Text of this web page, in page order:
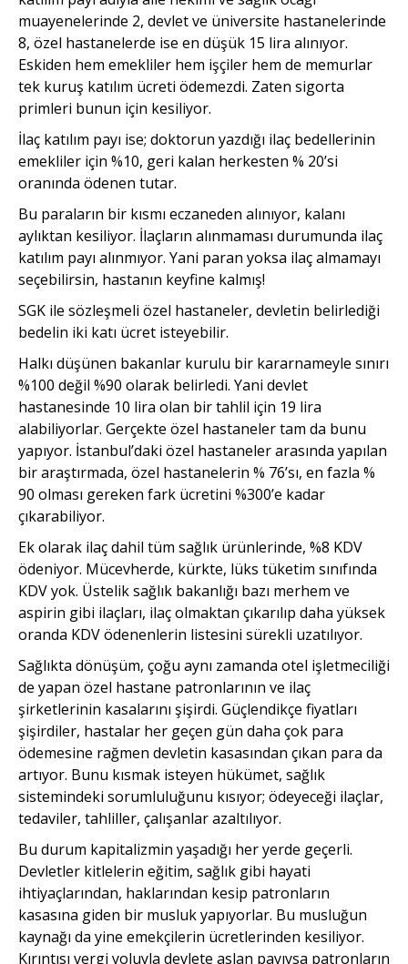
muayenelerinde 2, devlet ve üniversite hastanelerinde
8, özel hastanelerde ise en düşük 15 lira alınıyor.
Eskiden hem emekliler hem işçiler hem de memurlar
tek kuruş katılım ücreti ödemezdi. Zaten sigorta
primleri bunun için kesiliyor.
İlaç katılım payı ise; doktorun yazdığı ilaç bedellerinin
emekliler için %10, geri kalan herkesten % 20’si
oranında ödenen tutar.
Bu paraların bir kısmı eczaneden alınıyor, kalanı
aylıktan kesiliyor. İlaçların alınmaması durumunda ilaç
katılım payı alınmıyor. Yani paran yoksa ilaç almamayı
seçebilirsin, hastanın keyfine kalmış!
SGK ile sözleşmeli özel hastaneler, devletin belirlediği
bedelin iki katı ücret isteyebilir.
Halkı düşünen bakanlar kurulu bir kararnameyle sınırı
%100 değil %90 olarak belirledi. Yani devlet
hastanesinde 10 lira olan bir tahlil için 19 lira
alabiliyorlar. Gerçekte özel hastaneler tam da bunu
yapıyor. İstanbul’daki özel hastaneler arasında yapılan
bir araştırmada, özel hastanelerin % 76’sı, en fazla %
90 olması gereken fark ücretini %300’e kadar
çıkarabiliyor.
Ek olarak ilaç dahil tüm sağlık ürünlerinde, %8 KDV
ödeniyor. Mücevherde, kürkte, lüks tüketim sınıfında
KDV yok. Üstelik sağlık bakanlığı bazı merhem ve
aspirin gibi ilaçları, ilaç olmaktan çıkarılıp daha yüksek
oranda KDV ödenenlerin listesini sürekli uzatılıyor.
Sağlıkta dönüşüm, çoğu aynı zamanda otel işletmeciliği
de yapan özel hastane patronlarının ve ilaç
şirketlerinin kasalarını şişirdi. Güçlendikçe fiyatları
şişirdiler, hastalar her geçen gün daha çok para
ödemesine rağmen devletin kasasından çıkan para da
artıyor. Bunu kısmak isteyen hükümet, sağlık
sistemindeki sorumluluğunu kısıyor; ödeyeceği ilaçlar,
tedaviler, tahliller, çalışanlar azaltılıyor.
Bu durum kapitalizmin yaşadığı her yerde geçerli.
Devletler kitlelerin eğitim, sağlık gibi hayati
ihtiyaçlarından, haklarından kesip patronların
kasasına giden bir musluk yapıyorlar. Bu musluğun
kaynağı da yine emekçilerin ücretlerinden kesiliyor.
Kırıntısı vergi yoluyla devlete aslan payıysa patronların